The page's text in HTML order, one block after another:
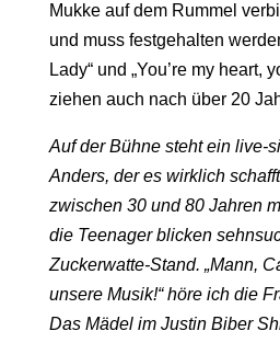
Mukke auf dem Rummel
und muss festgehalten
Lady“ und „You’re my heart,
ziehen auch nach über 20
Auf der Bühne steht ein live-
Anders, der es wirklich
zwischen 30 und 80 Jahren
die Teenager blicken
Zuckerwatte-Stand. „Mann,
unsere Musik!“ höre ich die
Das Mädel im Justin Biber